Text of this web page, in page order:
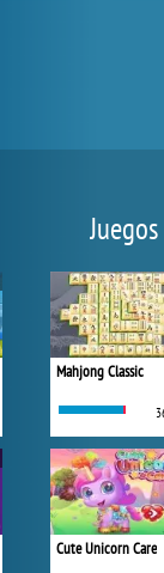
Mahjong Classic
Cute Unicorn Care